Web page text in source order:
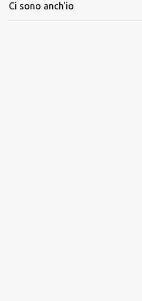
Ci sono anch'io